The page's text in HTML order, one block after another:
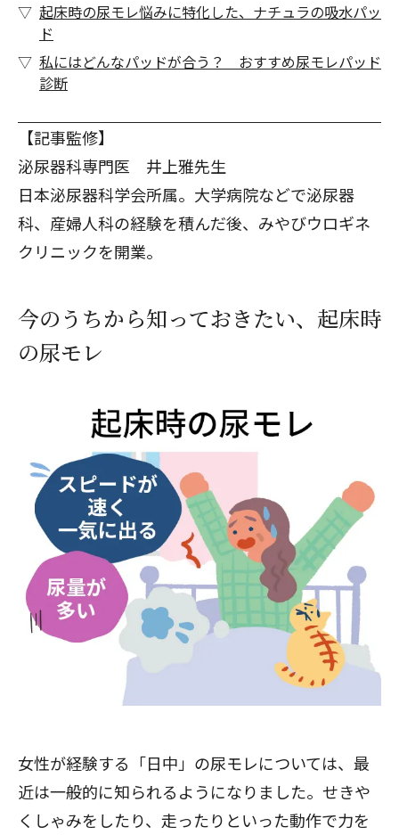
起床時の尿モレ悩みに特化した、ナチュラの吸水パッ
ド
私にはどんなパッドが合う？ おすすめ尿モレパッド
診断
【記事監修】
泌尿器科専門医 井上雅先生
日本泌尿器科学会所属。大学病院などで泌尿器
科、産婦人科の経験を積んだ後、みやびウロギネ
クリニックを開業。
今のうちから知っておきたい、起床時
の尿モレ
女性が経験する「日中」の尿モレについては、最
近は一般的に知られるようになりました。せきや
くしゃみをしたり、走ったりといった動作で力を